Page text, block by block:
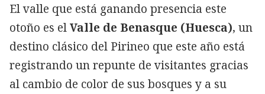
El valle que está ganando presencia este
otoño es elValle de Benasque (Huesca), un
destino clásico del Pirineo que este año está
registrando un repunte de visitantes gracias
al cambio de color de sus bosques y a su